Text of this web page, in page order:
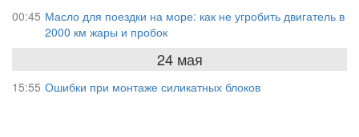
00:45 Масло для поездки на море: как не угробить двигатель в
2000 км жары и пробок
24 мая
15:55 Ошибки при монтаже силикатных блоков